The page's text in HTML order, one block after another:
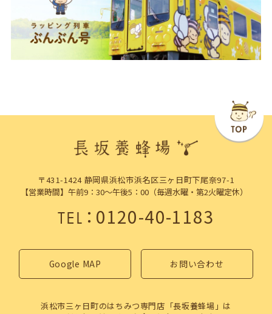
〒431-1424 静岡県浜松市浜名区三ヶ日町下尾奈97-1
【営業時間】午前9：30～午後5：00（毎週水曜・第2火曜定休）
TEL：0120-40-1183
Google MAP お問い合わせ
浜松市三ヶ日町のはちみつ専門店「長坂養蜂場」は